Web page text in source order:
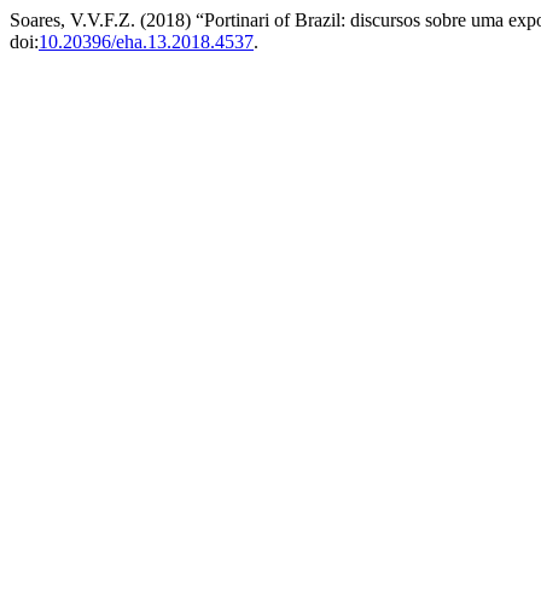
Soares, V.V.F.Z. (2018) “Portinari of Brazil: discursos sobre uma
doi:10.20396/eha.13.2018.4537.